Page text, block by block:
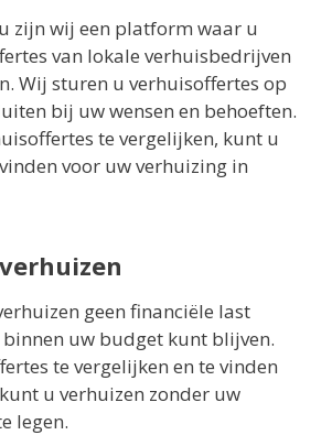
zijn wij een platform waar u
van lokale verhuisbedrijven
Wij sturen u verhuisoffertes op
bij uw wensen en behoeften.
te vergelijken, kunt u
voor uw verhuizing in
geen financiële last
uw budget kunt blijven.
te vergelijken en te vinden
u verhuizen zonder uw
legen.